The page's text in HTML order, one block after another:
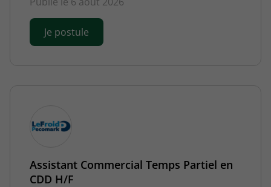
Je postule
Assistant Commercial Temps Partiel en
CDD H/F